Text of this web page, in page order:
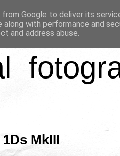
MkIII
Google to deliver its
along with performance and
and address abuse.